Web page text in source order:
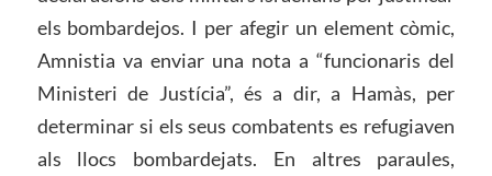
els bombardejos. I per afegir un element còmic,
Amnistia va enviar una nota a “funcionaris del
Ministeri de Justícia”, és a dir, a Hamàs, per
determinar si els seus combatents es refugiaven
als llocs bombardejats. En altres paraules,